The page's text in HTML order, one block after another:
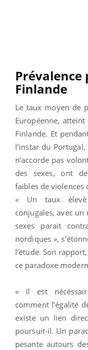
Prévalence
Finlande
Le taux moyen de
Européenne,
Finlande. Et
l’instar du
n’accorde pas
des sexes, ont
faibles de violences
« Un taux élevé
conjugales, avec
sexes parait
nordiques »,
l’étude. Son
ce paradoxe
« Il est
comment l’égalité
existe un lien
poursuit-il. Un
pesante autours